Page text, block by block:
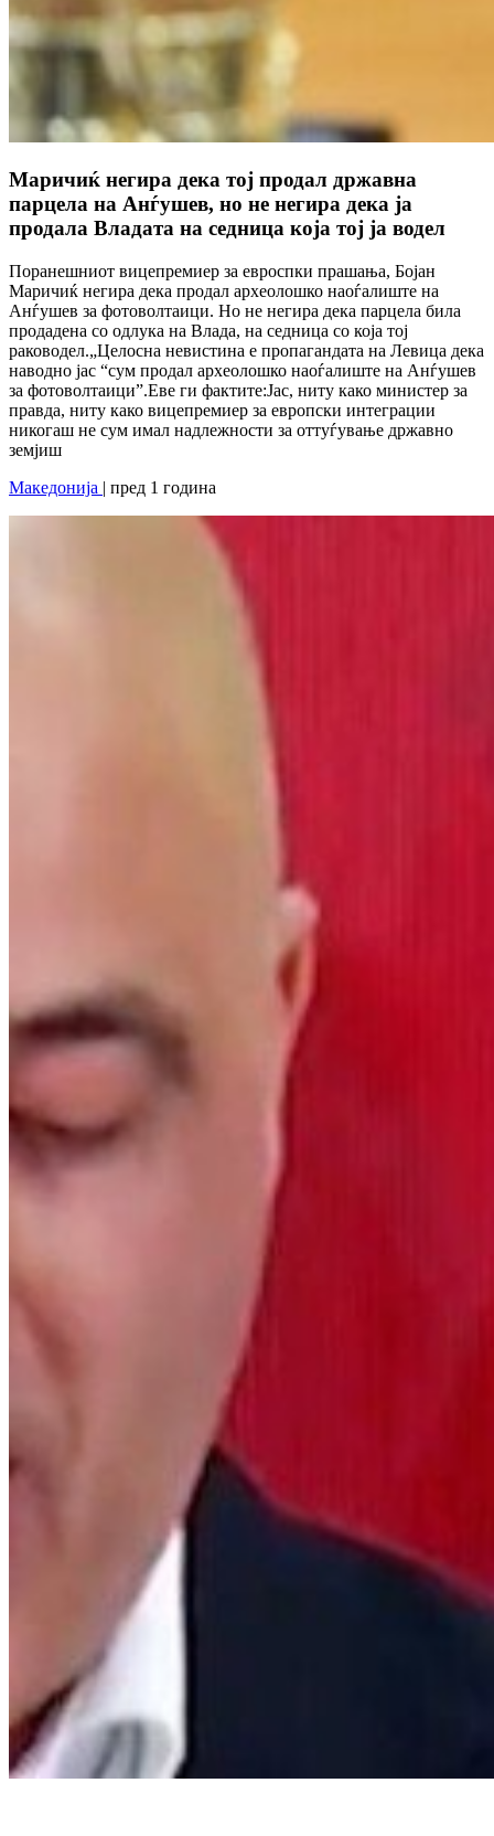
Маричиќ негира дека тој продал државна
парцела на Анѓушев, но не негира дека ја
продала Владата на седница која тој ја водел
Поранешниот вицепремиер за евроспки прашања, Бојан
Маричиќ негира дека продал археолошко наоѓалиште на
Анѓушев за фотоволтаици. Но не негира дека парцела била
продадена со одлука на Влада, на седница со која тој
раководел.„Целосна невистина е пропагандата на Левица дека
наводно јас “сум продал археолошко наоѓалиште на Анѓушев
за фотоволтаици”.Еве ги фактите:Јас, ниту како министер за
правда, ниту како вицепремиер за европски интеграции
никогаш не сум имал надлежности за оттуѓување државно
земјиш
Македонија | пред 1 година